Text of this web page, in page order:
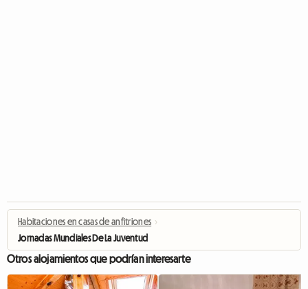
Habitaciones en casas de anfitriones ›
Jornadas Mundiales De La Juventud
Otros alojamientos que podrían interesarte